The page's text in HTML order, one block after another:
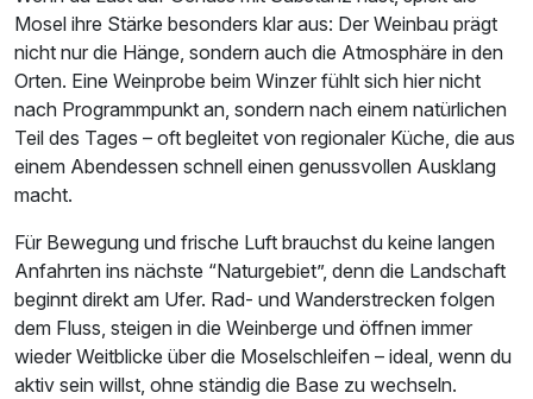
Mosel ihre Stärke besonders klar aus: Der Weinbau prägt
nicht nur die Hänge, sondern auch die Atmosphäre in den
Orten. Eine Weinprobe beim Winzer fühlt sich hier nicht
nach Programmpunkt an, sondern nach einem natürlichen
Teil des Tages – oft begleitet von regionaler Küche, die aus
einem Abendessen schnell einen genussvollen Ausklang
macht.
Für Bewegung und frische Luft brauchst du keine langen
Anfahrten ins nächste “Naturgebiet”, denn die Landschaft
beginnt direkt am Ufer. Rad- und Wanderstrecken folgen
dem Fluss, steigen in die Weinberge und öffnen immer
wieder Weitblicke über die Moselschleifen – ideal, wenn du
aktiv sein willst, ohne ständig die Base zu wechseln.